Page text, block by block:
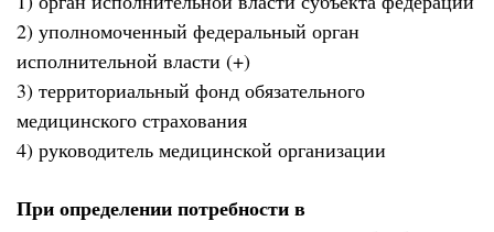
2) уполномоченный федеральный орган
исполнительной власти (+)
3) территориальный фонд обязательного
медицинского страхования
4) руководитель медицинской организации
При определении потребности в